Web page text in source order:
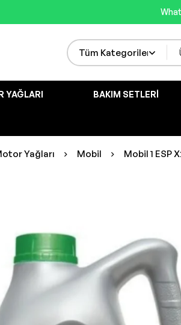
YAĞLARI BAKIM SETLERI
Yağları Mobil Mobil 1 ESP